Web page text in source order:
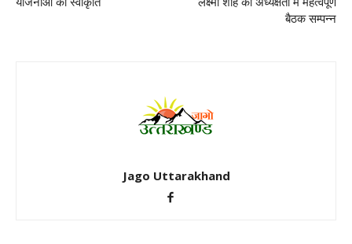
बैठक सम्पन्न
Jago Uttarakhand